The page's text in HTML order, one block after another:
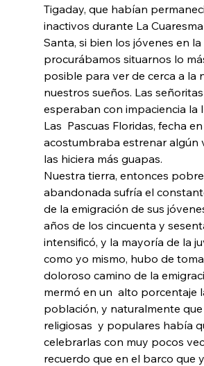
Tigaday, que habían
inactivos durante La
Santa, si bien los jóvenes en la
procurábamos situarnos lo
posible para ver de cerca a la
nuestros sueños. Las
esperaban con impaciencia la
Las  Pascuas Floridas, fecha
acostumbraba estrenar algún
las hiciera más guapas.
Nuestra tierra, entonces
abandonada sufría el
de la emigración de sus
años de los cincuenta y
intensificó, y la mayoría de la
como yo mismo, hubo de
doloroso camino de la
mermó en un  alto porcentaje
población, y naturalmente que
religiosas  y populares había
celebrarlas con muy pocos
recuerdo que en el barco que